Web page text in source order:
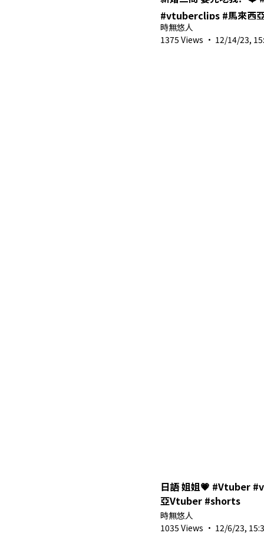
#vtuberclips
時無悠人
1375 Views · 12/14/23,
日語 姐姐💗 #Vtuber #vtuberclips #馬來西
亞Vtuber #shorts
時無悠人
1035 Views · 12/6/23,